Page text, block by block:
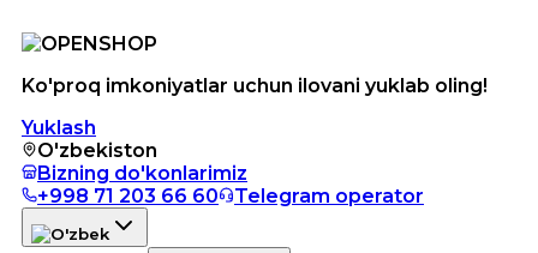
Ko'proq imkoniyatlar uchun ilovani yuklab oling!
Yuklash
O'zbekiston
Bizning do'konlarimiz
+998 71 203 66 60
Telegram operator